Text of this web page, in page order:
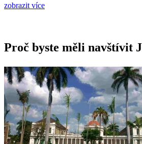
zobrazit více
Proč byste měli navštívit